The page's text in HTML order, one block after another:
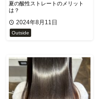
夏の酸性ストレートのメリット
は？
2024年8月11日
Outside